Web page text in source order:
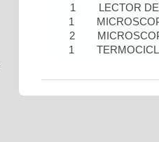
1
LECTOR
1
2
1